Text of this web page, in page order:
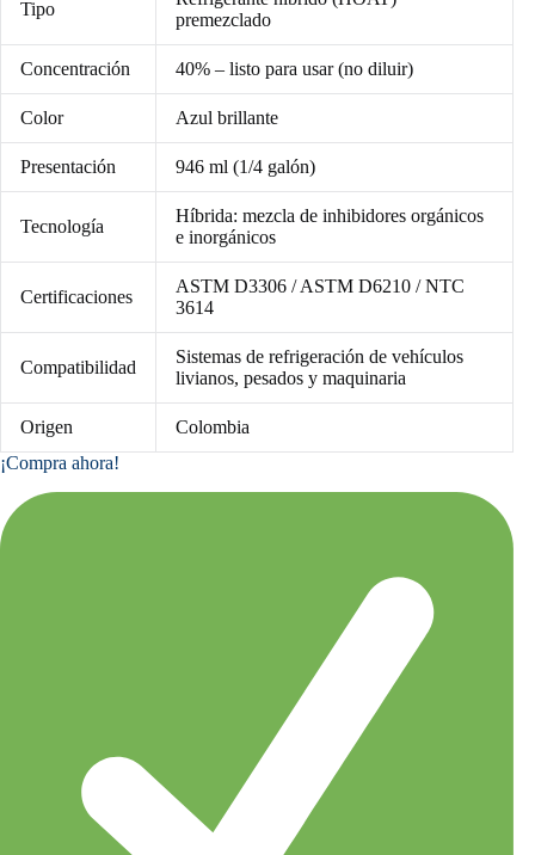
Tipo
premezclado
Concentración 40% – listo para usar (no diluir)
Color Azul brillante
Presentación 946 ml (1/4 galón)
Tecnología
Híbrida: mezcla de inhibidores orgánicos
e inorgánicos
Certificaciones
ASTM D3306 / ASTM D6210 / NTC
3614
Compatibilidad
Sistemas de refrigeración de vehículos
livianos, pesados y maquinaria
Origen
Colombia
¡Compra ahora!